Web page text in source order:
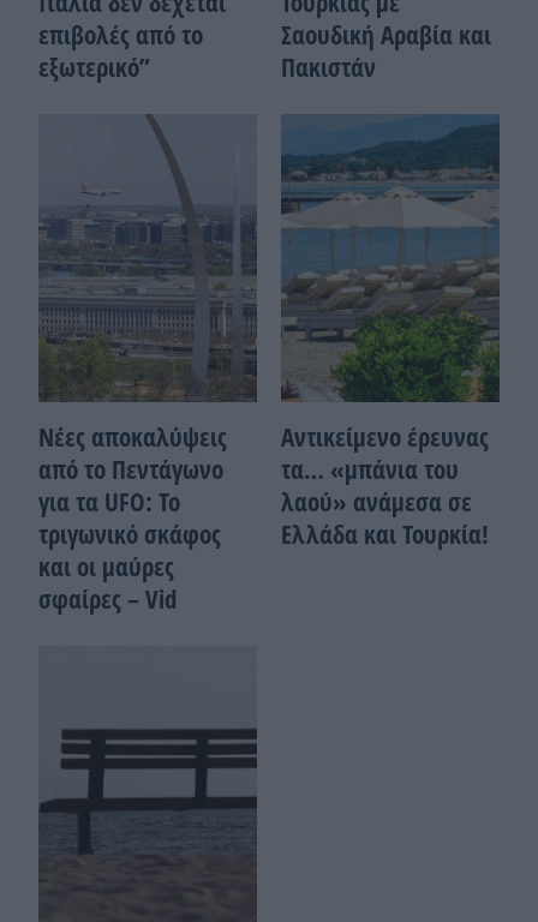
επιβολές από το
εξωτερικό”
Σαουδική Αραβία και
Πακιστάν
Νέες αποκαλύψεις
από το Πεντάγωνο
για τα UFO: Το
τριγωνικό σκάφος
και οι μαύρες
σφαίρες – Vid
Αντικείμενο έρευνας
τα… «μπάνια του
λαού» ανάμεσα σε
Ελλάδα και Τουρκία!